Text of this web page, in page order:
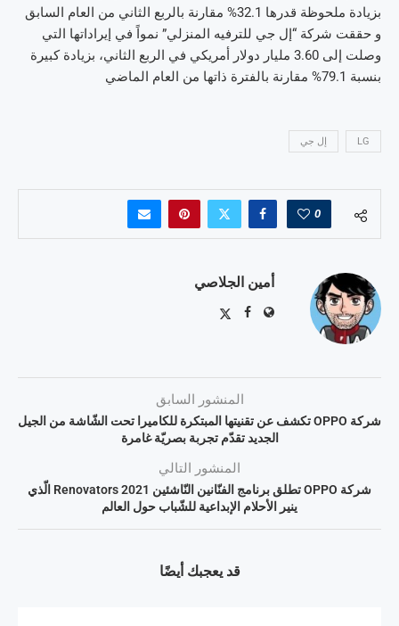
بزيادة ملحوظة قدرها 32.1% مقارنة بالربع الثاني من العام السابق
و حققت شركة “إل جي للترفيه المنزلي” نمواً في إيراداتها التي
وصلت إلى 3.60 مليار دولار أمريكي في الربع الثاني، بزيادة كبيرة
بنسبة 79.1% مقارنة بالفترة ذاتها من العام الماضي
LG إل جي
0
أمين الجلاصي
المنشور السابق
شركة OPPO تكشف عن تقنيتها المبتكرة للكاميرا تحت الشّاشة من الجيل
الجديد تقدّم تجربة بصريّة غامرة
المنشور التالي
شركة OPPO تطلق برنامج الفنّانين النّاشئين Renovators 2021 الّذي
ينير الأحلام الإبداعية للشّباب حول العالم
قد يعجبك أيضًا